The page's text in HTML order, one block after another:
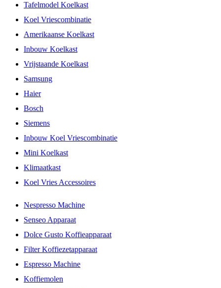
Tafelmodel Koelkast
Koel Vriescombinatie
Amerikaanse Koelkast
Inbouw Koelkast
Vrijstaande Koelkast
Samsung
Haier
Bosch
Siemens
Inbouw Koel Vriescombinatie
Mini Koelkast
Klimaatkast
Koel Vries Accessoires
Nespresso Machine
Senseo Apparaat
Dolce Gusto Koffieapparaat
Filter Koffiezetapparaat
Espresso Machine
Koffiemolen